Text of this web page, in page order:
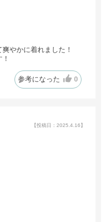
やかに着れました！
参考になった 0
【投稿日：2025.4.16】